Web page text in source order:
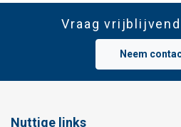
Vraag
Neem
Nuttige links